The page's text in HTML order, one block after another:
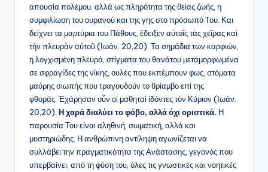
απουσία πολέμου, αλλά ως πληρότητα της θείας ζωής, η
συμφιλίωση του ουρανού και της γης στο πρόσωπό Του. Και
δείχνει τα μαρτύρια του Πάθους, ἔδειξεν αὐτοῖς τὰς χεῖρας καὶ
τὴν πλευρὰν αὐτοῦ (Ιωάν. 20,20). Τα σημάδια των καρφιών,
η λογχισμένη πλευρά, στίγματα του θανάτου μεταμορφωμένα
σε σφραγίδες της νίκης, ουλές που εκπέμπουν φως, στόματα
μαύρης σιωπής που τραγουδούν το θρίαμβο επί της
φθοράς. Ἐχάρησαν οὖν οἱ μαθηταὶ ἰδόντες τὸν Κύριον (Ιωάν.
20,20). Η χαρά διαλύει το φόβο, αλλά όχι οριστικά. Η
παρουσία Του είναι αληθινή, σωματική, αλλά και
μυστηριώδης. Η ανθρώπινη αντίληψη αγωνίζεται να
συλλάβει την πραγματικότητα της Ανάστασης, γεγονός που
υπερβαίνει, από τη φύση του, όλες τις γνωστικές και νοητικές